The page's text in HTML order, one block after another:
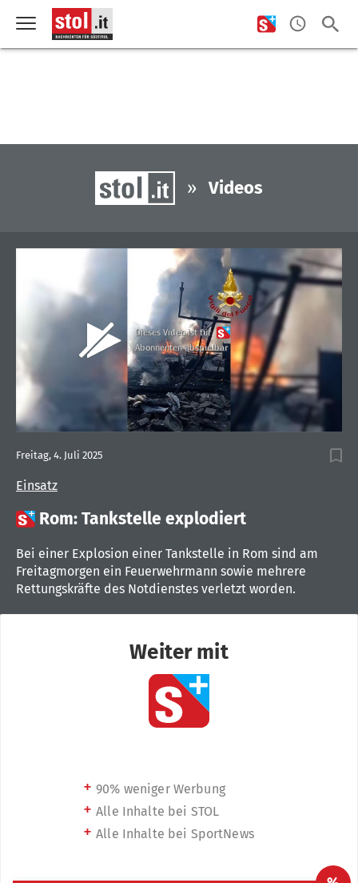
» Videos
Dieses Video ist für
Abonnenten abspielbar
Einsatz
Freitag, 4. Juli 2025
 Rom: Tankstelle explodiert
Bei einer Explosion einer Tankstelle in Rom sind am
Freitagmorgen ein Feuerwehrmann sowie mehrere
Rettungskräfte des Notdienstes verletzt worden.